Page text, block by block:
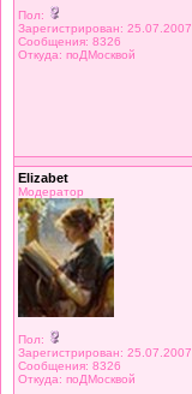
Пол:
Зарегистрирован: 25.07.2007
Сообщения: 8326
Откуда: поДМосквой
Elizabet
Модератор
Пол:
Зарегистрирован: 25.07.2007
Сообщения: 8326
Откуда: поДМосквой